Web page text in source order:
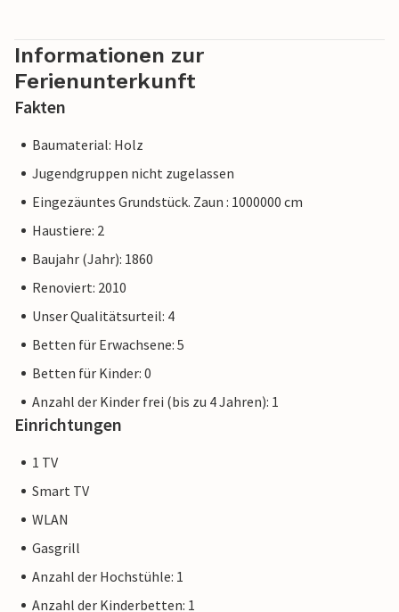
Informationen zur
Ferienunterkunft
Fakten
Baumaterial: Holz
Jugendgruppen nicht zugelassen
Eingezäuntes Grundstück. Zaun : 1000000 cm
Haustiere: 2
Baujahr (Jahr): 1860
Renoviert: 2010
Unser Qualitätsurteil: 4
Betten für Erwachsene: 5
Betten für Kinder: 0
Anzahl der Kinder frei (bis zu 4 Jahren): 1
Einrichtungen
1 TV
Smart TV
WLAN
Gasgrill
Anzahl der Hochstühle: 1
Anzahl der Kinderbetten: 1